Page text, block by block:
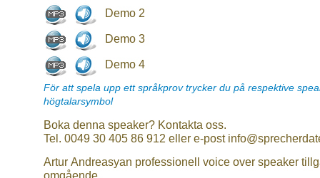
Demo 2
Demo 3
Demo 4
För att spela upp ett språkprov trycker du på respektive
högtalarsymbol
Boka denna speaker? Kontakta oss.
Tel. 0049 30 405 86 912 eller e-post
Artur Andreasyan professionell voice over speaker
omgående.